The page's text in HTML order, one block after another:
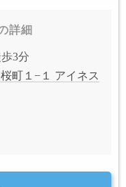
詳細
3分
町１−１ アイネス